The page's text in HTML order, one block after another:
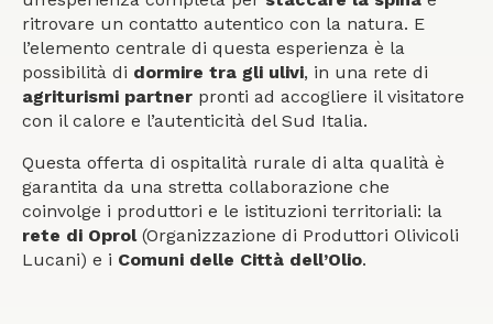
ritrovare un contatto autentico con la natura. E
l’elemento centrale di questa esperienza è la
possibilità di dormire tra gli ulivi, in una rete di
agriturismi partner pronti ad accogliere il visitatore
con il calore e l’autenticità del Sud Italia.
Questa offerta di ospitalità rurale di alta qualità è
garantita da una stretta collaborazione che
coinvolge i produttori e le istituzioni territoriali: la
rete di Oprol(Organizzazione di Produttori Olivicoli
Lucani) e i Comuni delle Città dell’Olio.